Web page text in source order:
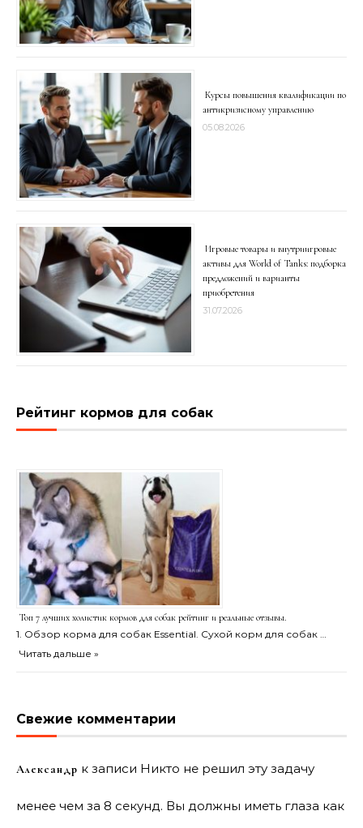
Курсы повышения квалификации по
антикризисному управлению
05.08.2026
Игровые товары и внутриигровые
активы для World of Tanks: подборка
предложений и варианты
приобретения
31.07.2026
Рейтинг кормов для собак
Топ 7 лучших холистик кормов для собак рейтинг и реальные отзывы.
1. Обзор корма для собак Essential. Сухой корм для собак …
Читать дальше »
Свежие комментарии
Александр к записи Никто не решил эту задачу
менее чем за 8 секунд. Вы должны иметь глаза как